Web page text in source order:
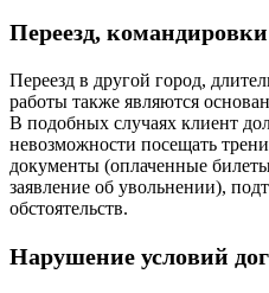
Переезд,
Переезд в другой город,
работы также являются
В подобных случаях клиент
невозможности посещать
документы (оплаченные
заявление об увольнении),
обстоятельств.
Нарушение условий